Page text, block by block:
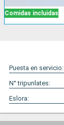
Comidas incluidas
Puesta en servicio:
N° tripunlates:
Eslora: